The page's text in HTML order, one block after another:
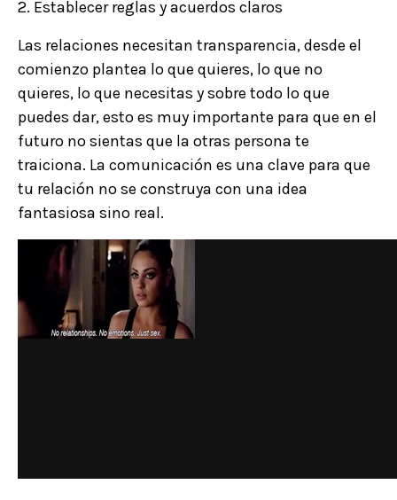
2. Establecer reglas y acuerdos claros
Las relaciones necesitan transparencia, desde el
comienzo plantea lo que quieres, lo que no
quieres, lo que necesitas y sobre todo lo que
puedes dar, esto es muy importante para que en el
futuro no sientas que la otras persona te
traiciona. La comunicación es una clave para que
tu relación no se construya con una idea
fantasiosa sino real.